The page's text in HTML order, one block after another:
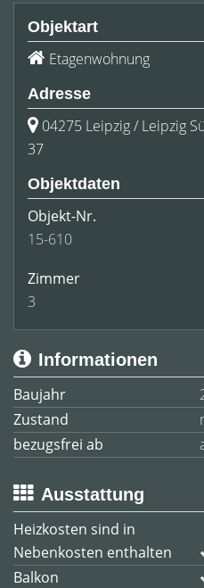
Objektart
Etagenwohnung
Adresse
04275 Leipzig / Leipzig
37
Objektdaten
Objekt-Nr.
15-610
Zimmer
3
Informationen
Baujahr
Zustand
bezugsfrei ab
Ausstattung
Heizkosten sind in
Nebenkosten enthalten
Balkon